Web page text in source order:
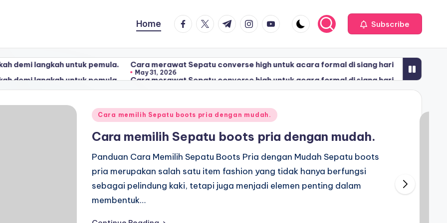
Home facebook.com
twitter.com
t.me instagram.com
youtube.com Subscribe
untuk pemula. Cara merawat Sepatu converse high untuk acara formal di siang hari
May 31, 2026
Cara merawat Sepatu
untuk pemula. Cara merawat Sepatu converse high untuk acara formal di siang hari Cara merawat Sepatu
Posted
Cara memilih Sepatu boots pria dengan mudah.
Cara memilih Sepatu boots pria dengan mudah.
Panduan Cara Memilih Sepatu Boots Pria dengan Mudah Sepatu boots
pria merupakan salah satu item fashion yang tidak hanya berfungsi
sebagai pelindung kaki, tetapi juga menjadi elemen penting dalam
membentuk…